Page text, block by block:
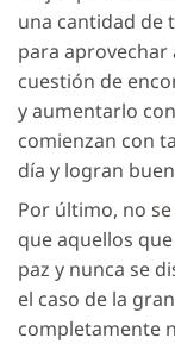
una cantidad de
para aprovechar
cuestión de
y aumentarlo
comienzan con
día y logran
Por último, no
que aquellos
paz y nunca se
el caso de la
completamente